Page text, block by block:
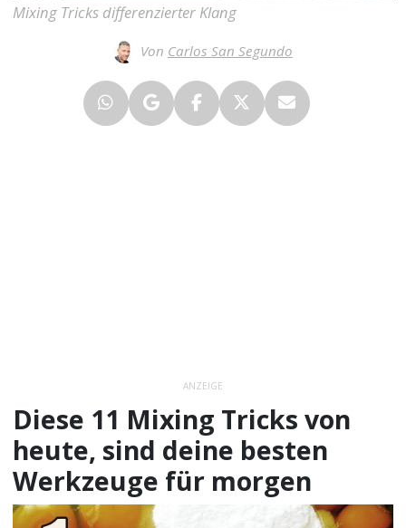
Mixing Tricks differenzierter Klang
Von Carlos San Segundo
ANZEIGE
Diese 11 Mixing Tricks von
heute, sind deine besten
Werkzeuge für morgen